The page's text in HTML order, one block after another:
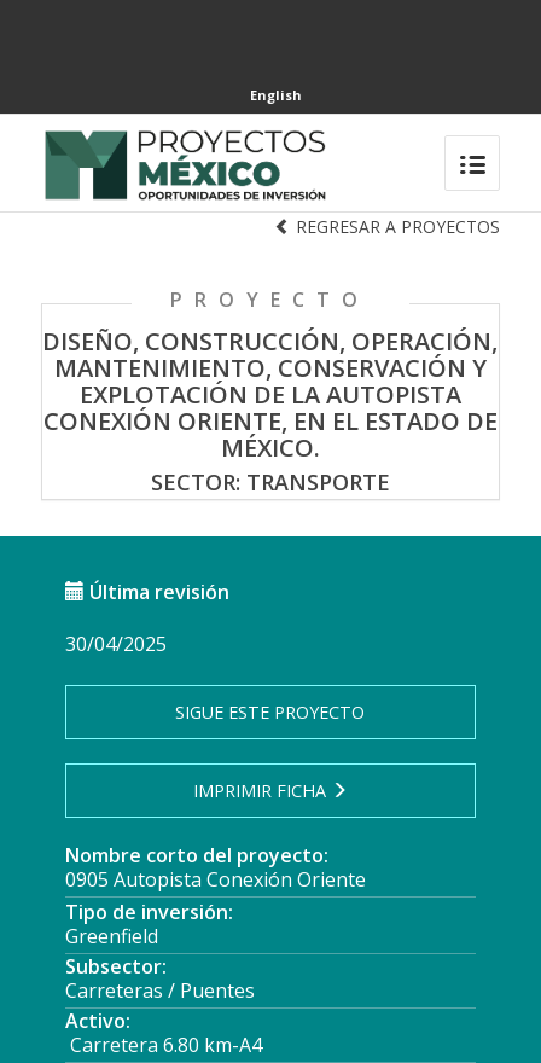
English
REGRESAR A PROYECTOS
PROYECTO
DISEÑO, CONSTRUCCIÓN, OPERACIÓN,
MANTENIMIENTO, CONSERVACIÓN Y
EXPLOTACIÓN DE LA AUTOPISTA
CONEXIÓN ORIENTE, EN EL ESTADO DE
MÉXICO.
SECTOR: TRANSPORTE
Última revisión
30/04/2025
SIGUE ESTE PROYECTO
IMPRIMIR FICHA
Nombre corto del proyecto:
0905 Autopista Conexión Oriente
Tipo de inversión:
Greenfield
Subsector:
Carreteras / Puentes
Activo:
Carretera 6.80 km-A4